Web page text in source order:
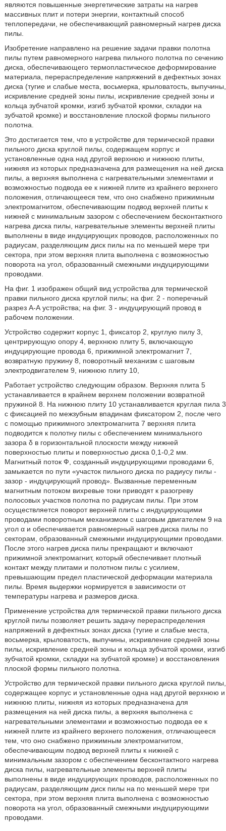
являются повышенные энергетические затраты на нагрев
массивных плит и потери энергии, контактный способ
теплопередачи, не обеспечивающий равномерный нагрев диска
пилы.
Изобретение направлено на решение задачи правки полотна
пилы путем равномерного нагрева пильного полотна по сечению
диска, обеспечивающего термопластическое деформирование
материала, перераспределение напряжений в дефектных зонах
диска (тугие и слабые места, восьмерка, крыловатость, выпучины,
искривление средней зоны пилы, искривление средней зоны и
кольца зубчатой кромки, изгиб зубчатой кромки, складки на
зубчатой кромке) и восстановление плоской формы пильного
полотна.
Это достигается тем, что в устройстве для термической правки
пильного диска круглой пилы, содержащем корпус и
установленные одна над другой верхнюю и нижнюю плиты,
нижняя из которых предназначена для размещения на ней диска
пилы, а верхняя выполнена с нагревательными элементами и
возможностью подвода ее к нижней плите из крайнего верхнего
положения, отличающееся тем, что оно снабжено прижимным
электромагнитом, обеспечивающим подвод верхней плиты к
нижней с минимальным зазором с обеспечением бесконтактного
нагрева диска пилы, нагревательные элементы верхней плиты
выполнены в виде индуцирующих проводов, расположенных по
радиусам, разделяющим диск пилы на по меньшей мере три
сектора, при этом верхняя плита выполнена с возможностью
поворота на угол, образованный смежными индуцирующими
проводами.
На фиг. 1 изображен общий вид устройства для термической
правки пильного диска круглой пилы; на фиг. 2 - поперечный
разрез А-А устройства; на фиг. 3 - индуцирующий провод в
рабочем положении.
Устройство содержит корпус 1, фиксатор 2, круглую пилу 3,
центрирующую опору 4, верхнюю плиту 5, включающую
индуцирующие провода 6, прижимной электромагнит 7,
возвратную пружину 8, поворотный механизм с шаговым
электродвигателем 9, нижнюю плиту 10,
Работает устройство следующим образом. Верхняя плита 5
устанавливается в крайнем верхнем положении возвратной
пружиной 8. На нижнюю плиту 10 устанавливается круглая пила 3
с фиксацией по межзубным впадинам фиксатором 2, после чего
с помощью прижимного электромагнита 7 верхняя плита
подводится к полотну пилы с обеспечением минимального
зазора δ в горизонтальной плоскости между нижней
поверхностью плиты и поверхностью диска 0,1-0,2 мм.
Магнитный поток Ф, созданный индуцирующими проводами 6,
замыкается по пути «участок пильного диска по радиусу пилы -
зазор - индуцирующий провод». Вызванные переменным
магнитным потоком вихревые токи приводят к разогреву
полосовых участков полотна по радиусам пилы. При этом
осуществляется поворот верхней плиты с индуцирующими
проводами поворотным механизмом с шаговым двигателем 9 на
угол α и обеспечивается равномерный нагрев диска пилы по
секторам, образованный смежными индуцирующими проводами.
После этого нагрев диска пилы прекращают и включают
прижимной электромагнит, который обеспечивает плотный
контакт между плитами и полотном пилы с усилием,
превышающим предел пластической деформации материала
пилы. Время выдержки нормируется в зависимости от
температуры нагрева и размеров диска.
Применение устройства для термической правки пильного диска
круглой пилы позволяет решить задачу перераспределения
напряжений в дефектных зонах диска (тугие и слабые места,
восьмерка, крыловатость, выпучины, искривление средней зоны
пилы, искривление средней зоны и кольца зубчатой кромки, изгиб
зубчатой кромки, складки на зубчатой кромке) и восстановления
плоской формы пильного полотна.
Устройство для термической правки пильного диска круглой пилы,
содержащее корпус и установленные одна над другой верхнюю и
нижнюю плиты, нижняя из которых предназначена для
размещения на ней диска пилы, а верхняя выполнена с
нагревательными элементами и возможностью подвода ее к
нижней плите из крайнего верхнего положения, отличающееся
тем, что оно снабжено прижимным электромагнитом,
обеспечивающим подвод верхней плиты к нижней с
минимальным зазором с обеспечением бесконтактного нагрева
диска пилы, нагревательные элементы верхней плиты
выполнены в виде индуцирующих проводов, расположенных по
радиусам, разделяющим диск пилы на по меньшей мере три
сектора, при этом верхняя плита выполнена с возможностью
поворота на угол, образованный смежными индуцирующими
проводами.